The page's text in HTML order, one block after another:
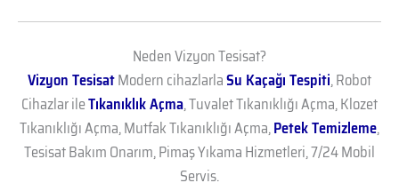
Neden Vizyon Tesisat?
Vizyon TesisatModern cihazlarlaSu Kaçağı Tespiti, Robot
Cihazlar ileTıkanıklık Açma, Tuvalet Tıkanıklığı Açma, Klozet
Tıkanıklığı Açma, Mutfak Tıkanıklığı Açma,Petek Temizleme,
Tesisat Bakım Onarım, Pimaş Yıkama Hizmetleri, 7/24 Mobil
Servis.